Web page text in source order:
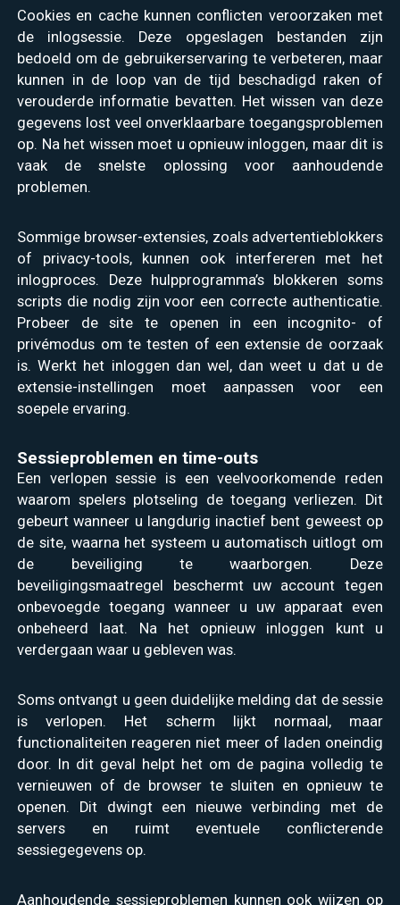
Cookies en cache kunnen conflicten veroorzaken met
de inlogsessie. Deze opgeslagen bestanden zijn
bedoeld om de gebruikerservaring te verbeteren, maar
kunnen in de loop van de tijd beschadigd raken of
verouderde informatie bevatten. Het wissen van deze
gegevens lost veel onverklaarbare toegangsproblemen
op. Na het wissen moet u opnieuw inloggen, maar dit is
vaak de snelste oplossing voor aanhoudende
problemen.
Sommige browser-extensies, zoals advertentieblokkers
of privacy-tools, kunnen ook interfereren met het
inlogproces. Deze hulpprogramma’s blokkeren soms
scripts die nodig zijn voor een correcte authenticatie.
Probeer de site te openen in een incognito- of
privémodus om te testen of een extensie de oorzaak
is. Werkt het inloggen dan wel, dan weet u dat u de
extensie-instellingen moet aanpassen voor een
soepele ervaring.
Sessieproblemen en time-outs
Een verlopen sessie is een veelvoorkomende reden
waarom spelers plotseling de toegang verliezen. Dit
gebeurt wanneer u langdurig inactief bent geweest op
de site, waarna het systeem u automatisch uitlogt om
de beveiliging te waarborgen. Deze
beveiligingsmaatregel beschermt uw account tegen
onbevoegde toegang wanneer u uw apparaat even
onbeheerd laat. Na het opnieuw inloggen kunt u
verdergaan waar u gebleven was.
Soms ontvangt u geen duidelijke melding dat de sessie
is verlopen. Het scherm lijkt normaal, maar
functionaliteiten reageren niet meer of laden oneindig
door. In dit geval helpt het om de pagina volledig te
vernieuwen of de browser te sluiten en opnieuw te
openen. Dit dwingt een nieuwe verbinding met de
servers en ruimt eventuele conflicterende
sessiegegevens op.
Aanhoudende sessieproblemen kunnen ook wijzen op